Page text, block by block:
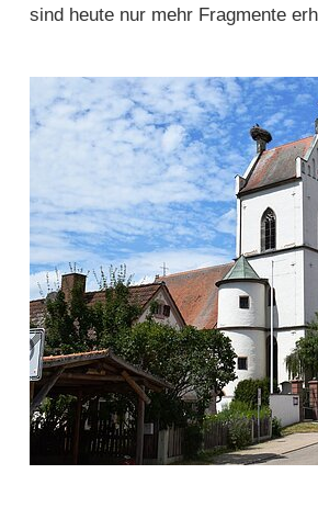
sind heute nur mehr Fragmente